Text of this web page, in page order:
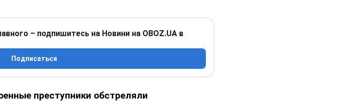
– подпишитесь на Новини на OBOZ.UA в
Подписаться
преступники обстреляли